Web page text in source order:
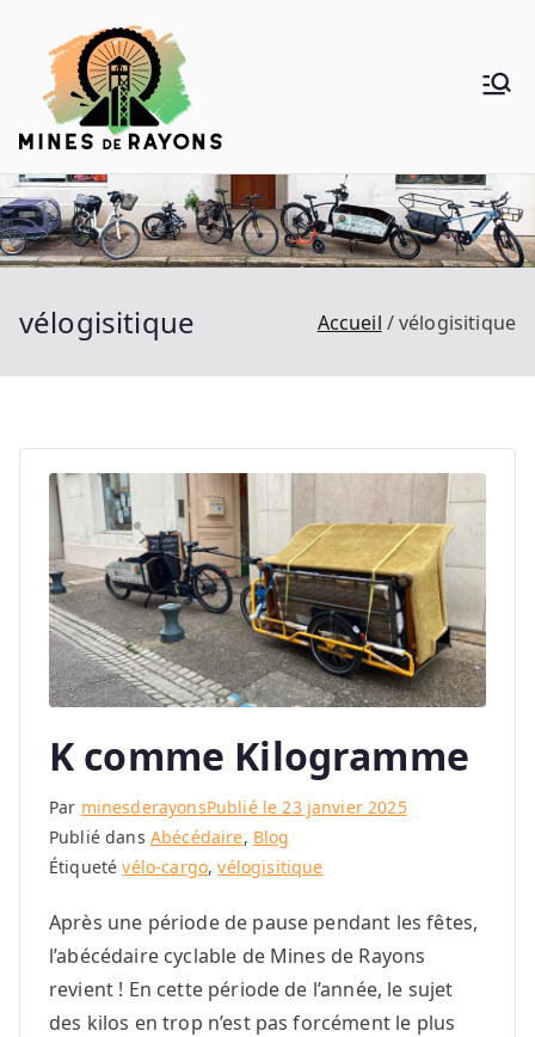
contenu
Rayons
vélogisitique Accueil vélogisitique
K comme Kilogramme
Par minesderayonsPublié le 23 janvier 2025
Publié dans Abécédaire, Blog
Étiquetévélo-cargo,vélogisitique
Après une période de pause pendant les fêtes,
l’abécédaire cyclable de Mines de Rayons
revient ! En cette période de l’année, le sujet
des kilos en trop n’est pas forcément le plus